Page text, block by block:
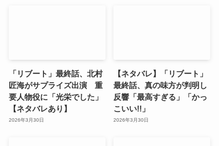
「リブート」最終話、北村
匠海がサプライズ出演 重
要人物役に「光栄でした」
【ネタバレあり】
2026年3月30日
【ネタバレ】「リブート」
最終話、真の味方が判明し
反響「最高すぎる」「かっ
こいい!!」
2026年3月30日